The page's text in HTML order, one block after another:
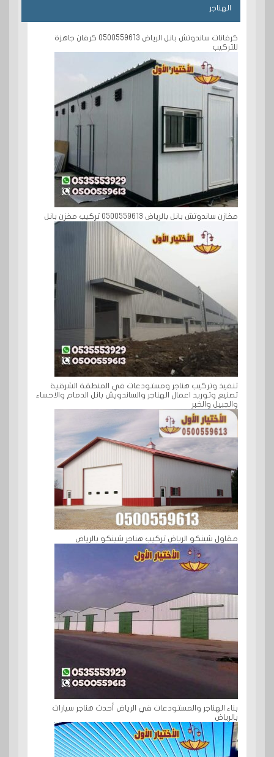
الهناجر
كرفانات ساندوتش بانل الرياض 0500559613 كرفان جاهزة
للتركيب
مخازن ساندوتش بانل بالرياض 0500559613 تركيب مخزن بانل
تنفيذ وتركيب هناجر ومستودعات في المنطقة الشرقية
تصنيع وتوريد اعمال الهناجر والساندويش بانل الدمام والاحساء
والجبيل والخبر
مقاول شينكو الرياض تركيب هناجر شينكو بالرياض
بناء الهناجر والمستودعات في الرياض أحدث هناجر سيارات
بالرياض